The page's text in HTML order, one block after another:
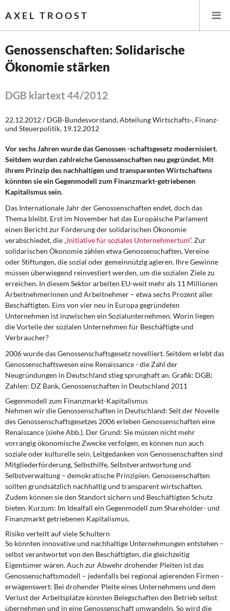
AXEL TROOST
Startseite
Themen
Leitlinien linker Wirtschafts- und Finanzpolitik
Steuer- und Finanzpolitik
Öffentliche Infrastruktur und Daseinsvorsorge
Eurokrise und Griechenland
DIE LINKE
Weitere Themen
Memo-Gruppe
Institut Solidarische Moderne
Rosa-Luxemburg-Stiftung
Über mich
Kontakt
Genossenschaften: Solidarische
Ökonomie stärken
DGB klartext 44/2012
22.12.2012 / DGB-Bundesvorstand, Abteilung Wirtschafts-, Finanz-
und Steuerpolitik, 19.12.2012
Vor sechs Jahren wurde das Genossen -schaftsgesetz modernisiert.
Seitdem wurden zahlreiche Genossenschaften neu gegründet. Mit
ihrem Prinzip des nachhaltigen und transparenten Wirtschaftens
könnten sie ein Gegenmodell zum Finanzmarkt-getriebenen
Kapitalismus sein.
Das Internationale Jahr der Genossenschaften endet, doch das
Thema bleibt. Erst im November hat das Europäische Parlament
einen Bericht zur Förderung der solidarischen Ökonomie
verabschiedet, die „Initiative für soziales Unternehmertum“. Zur
solidarischen Ökonomie zählen etwa Genossenschaften, Vereine
oder Stiftungen, die sozial oder gemeinnützig agieren. Ihre Gewinne
müssen überwiegend reinvestiert werden, um die sozialen Ziele zu
erreichen. In diesem Sektor arbeiten EU-weit mehr als 11 Millionen
Arbeitnehmerinnen und Arbeitnehmer – etwa sechs Prozent aller
Beschäftigten. Eins von vier neu in Europa gegründeten
Unternehmen ist inzwischen ein Sozialunternehmen. Worin liegen
die Vorteile der sozialen Unternehmen für Beschäftigte und
Verbraucher?
2006 wurde das Genossenschaftsgesetz novelliert. Seitdem erlebt das
Genossenschaftswesen eine Renaissance - die Zahl der
Neugründungen in Deutschland stieg sprunghaft an. Grafik: DGB;
Zahlen: DZ Bank, Genossenschaften in Deutschland 2011
Gegenmodell zum Finanzmarkt-Kapitalismus
Nehmen wir die Genossenschaften in Deutschland: Seit der Novelle
des Genossenschaftsgesetzes 2006 erleben Genossenschaften eine
Renaissance (siehe Abb.). Der Grund: Sie müssen nicht mehr
vorrangig ökonomische Zwecke verfolgen, es können nun auch
soziale oder kulturelle sein. Leitgedanken von Genossenschaften sind
Mitgliederförderung, Selbsthilfe, Selbstverantwortung und
Selbstverwaltung – demokratische Prinzipien. Genossenschaften
sollten grundsätzlich nachhaltig und transparent wirtschaften.
Zudem können sie den Standort sichern und Beschäftigten Schutz
bieten. Kurzum: Im Idealfall ein Gegenmodell zum Shareholder- und
Finanzmarkt getriebenen Kapitalismus.
Risiko verteilt auf viele Schultern
So könnten innovative und nachhaltige Unternehmungen entstehen –
selbst verantwortet von den Beschäftigten, die gleichzeitig
Eigentümer wären. Auch zur Abwehr drohender Pleiten ist das
Genossenschaftsmodell – jedenfalls bei regional agierenden Firmen -
erwägenswert: Bei drohender Pleite eines Unternehmens und dem
Verlust der Arbeitsplätze könnten Belegschaften den Betrieb selbst
übernehmen und in eine Genossenschaft umwandeln. So wird die